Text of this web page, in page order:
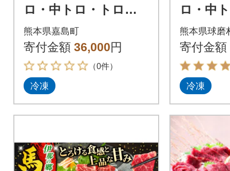
ロ・中トロ・トロ身
の盛り合わせ【馬刺・
和牛乃 栗山屋】(嘉島
町)FKK19-590
熊本県嘉島町
寄付金額 36,000円
（0件）
冷凍
ロ・中
の盛り
和牛乃
村)
熊本県球磨
寄付金額
冷凍